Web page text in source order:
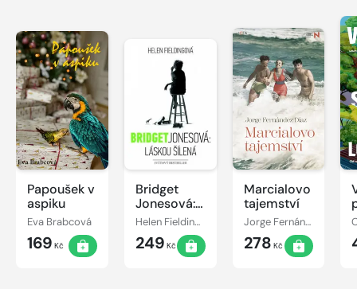
Papoušek v
aspiku
Eva Brabcová
169 Kč
Bridget
Jonesová:
láskou
Helen Fieldingová
249 Kč
Marcialovo
tajemství
Jorge Fernández Díaz
278 Kč